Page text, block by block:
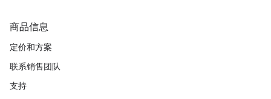
商品信息
定价和方案
联系销售团队
支持